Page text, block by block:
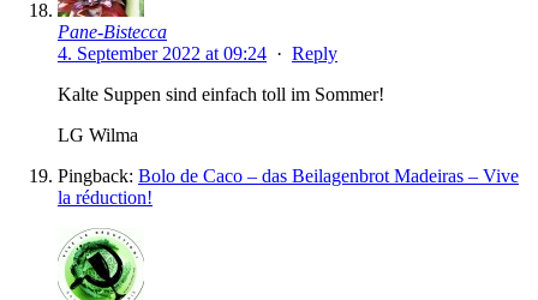
Pane-Bistecca
4. September 2022 at 09:24 · Reply
Kalte Suppen sind einfach toll im Sommer!
LG Wilma
Pingback: Bolo de Caco – das Beilagenbrot Madeiras – Vive
la réduction!